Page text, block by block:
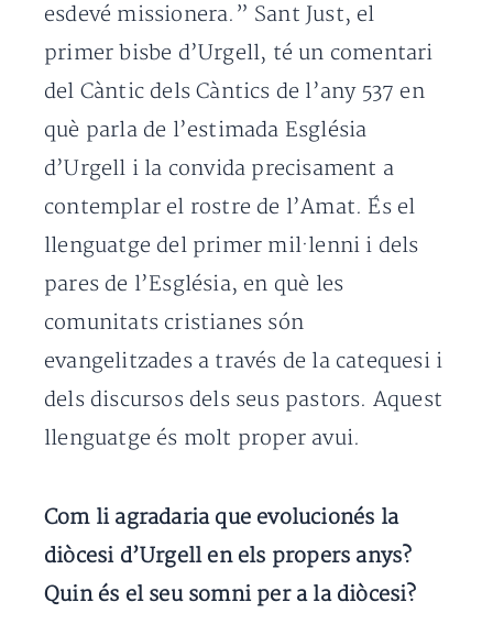
esdevé missionera.” Sant Just, el
primer bisbe d’Urgell, té un comentari
del Càntic dels Càntics de l’any 537 en
què parla de l’estimada Església
d’Urgell i la convida precisament a
contemplar el rostre de l’Amat. És el
llenguatge del primer mil·lenni i dels
pares de l’Església, en què les
comunitats cristianes són
evangelitzades a través de la catequesi i
dels discursos dels seus pastors. Aquest
llenguatge és molt proper avui.
Com li agradaria que evolucionés la
diòcesi d’Urgell en els propers anys?
Quin és el seu somni per a la diòcesi?